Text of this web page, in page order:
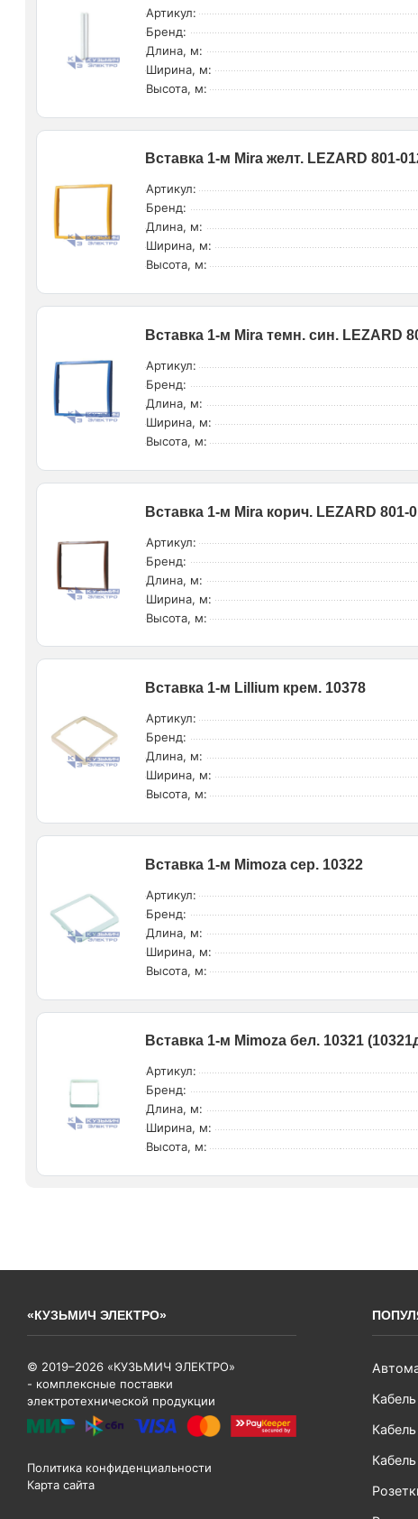
Артикул:
Бренд:
Длина, м:
Ширина, м:
Высота, м:
Вставка 1-м Mira желт. LEZARD 801-
Артикул:
Бренд:
Длина, м:
Ширина, м:
Высота, м:
Вставка 1-м Mira темн. син. LEZARD
Артикул:
Бренд:
Длина, м:
Ширина, м:
Высота, м:
Вставка 1-м Mira корич. LEZARD 801-
Артикул:
Бренд:
Длина, м:
Ширина, м:
Высота, м:
Вставка 1-м Lillium крем. 10378
Артикул:
Бренд:
Длина, м:
Ширина, м:
Высота, м:
Вставка 1-м Mimoza сер. 10322
Артикул:
Бренд:
Длина, м:
Ширина, м:
Высота, м:
Вставка 1-м Mimoza бел. 10321
Артикул:
Бренд:
Длина, м:
Ширина, м:
Высота, м:
«КУЗЬМИЧ ЭЛЕКТРО»
© 2019–2026 «КУЗЬМИЧ ЭЛЕКТРО»
- комплексные поставки
электротехнической продукции
Политика конфиденциальности
Карта сайта